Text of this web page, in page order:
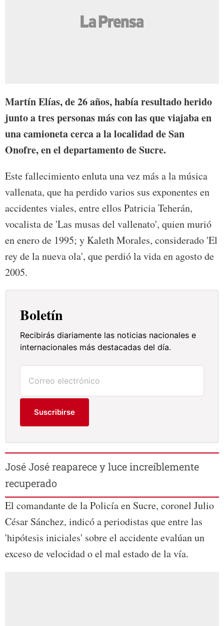
Martín Elías, de 26 años, había resultado herido
junto a tres personas más con las que viajaba en
una camioneta cerca a la localidad de San
Onofre, en el departamento de Sucre.
Este fallecimiento enluta una vez más a la música
vallenata, que ha perdido varios sus exponentes en
accidentes viales, entre ellos Patricia Teherán,
vocalista de 'Las musas del vallenato', quien murió
en enero de 1995; y Kaleth Morales, considerado 'El
rey de la nueva ola', que perdió la vida en agosto de
2005.
Boletín
Recibirás diariamente las noticias nacionales e
internacionales más destacadas del día.
Suscribirse
José José reaparece y luce increíblemente
recuperado
El comandante de la Policía en Sucre, coronel Julio
César Sánchez, indicó a periodistas que entre las
'hipótesis iniciales' sobre el accidente evalúan un
exceso de velocidad o el mal estado de la vía.